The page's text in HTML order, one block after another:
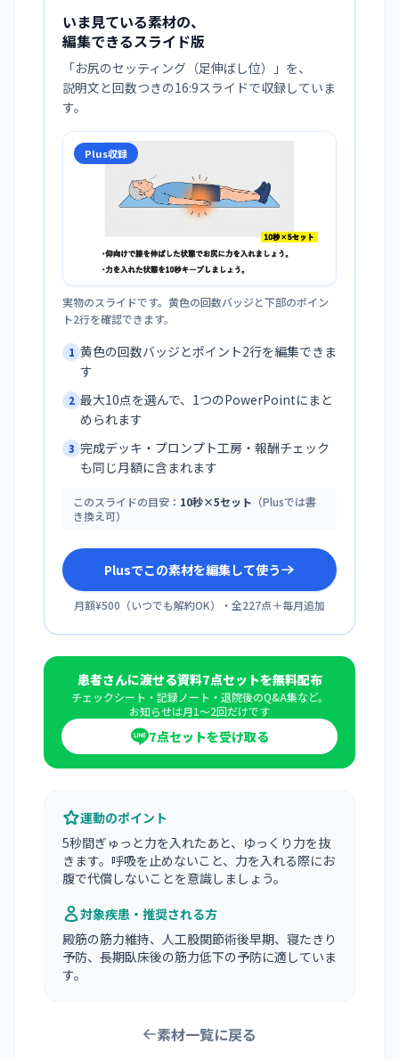
いま見ている素材の、
編集できるスライド版
「お尻のセッティング（足伸ばし位）
」を、
説明文と回数つきの16:9スライドで収録していま
す。
Plus収録
実物のスライドです。黄色の回数バッジと下部のポイン
ト2行を確認できます。
1 黄色の回数バッジとポイント2行を編集できま
す
2 最大10点を選んで、1つのPowerPointにまと
められます
3 完成デッキ・プロンプト工房・報酬チェック
も同じ月額に含まれます
このスライドの目安： 10秒×5セット （Plusでは書
き換え可）
Plusでこの素材を編集して使う
月額¥500 （いつでも解約OK）・全227点＋毎月追加
患者さんに渡せる資料7点セットを無料配布
チェックシート・記録ノート・退院後のQ&A集など。
お知らせは月1〜2回だけです
7点セットを受け取る
運動のポイント
5秒間ぎゅっと力を入れたあと、ゆっくり力を抜
きます。呼吸を止めないこと、力を入れる際にお
腹で代償しないことを意識しましょう。
対象疾患・推奨される方
殿筋の筋力維持、人工股関節術後早期、寝たきり
予防、長期臥床後の筋力低下の予防に適していま
す。
素材一覧に戻る